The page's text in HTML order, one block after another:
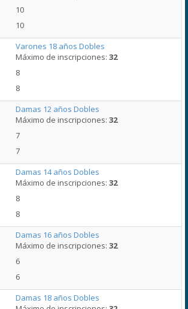
10
10
Varones 18 años Dobles
Máximo de inscripciones:32
8
8
Damas 12 años Dobles
Máximo de inscripciones:32
7
7
Damas 14 años Dobles
Máximo de inscripciones:32
8
8
Damas 16 años Dobles
Máximo de inscripciones:32
6
6
Damas 18 años Dobles